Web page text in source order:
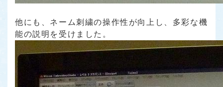
他にも、ネーム刺繍の操作性が向上し、多彩な機
能の説明を受けました。